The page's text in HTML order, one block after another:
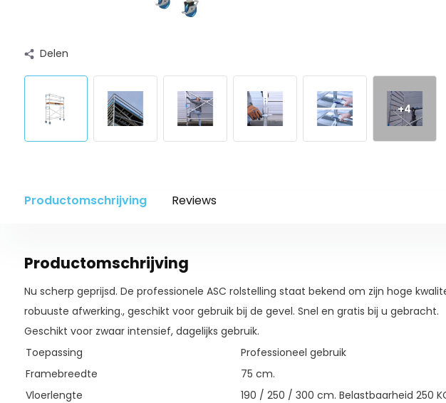
Delen
+4
Productomschrijving Reviews
Productomschrijving
Nu scherp geprijsd. De professionele ASC rolstelling staat bekend om zijn hoge
robuuste afwerking., geschikt voor gebruik bij de gevel. Snel en gratis bij u gebracht.
Geschikt voor zwaar intensief, dagelijks gebruik.
Toepassing
Professioneel gebruik
Framebreedte
75 cm.
Vloerlengte
190 / 250 / 300 cm. Belastbaarheid 250